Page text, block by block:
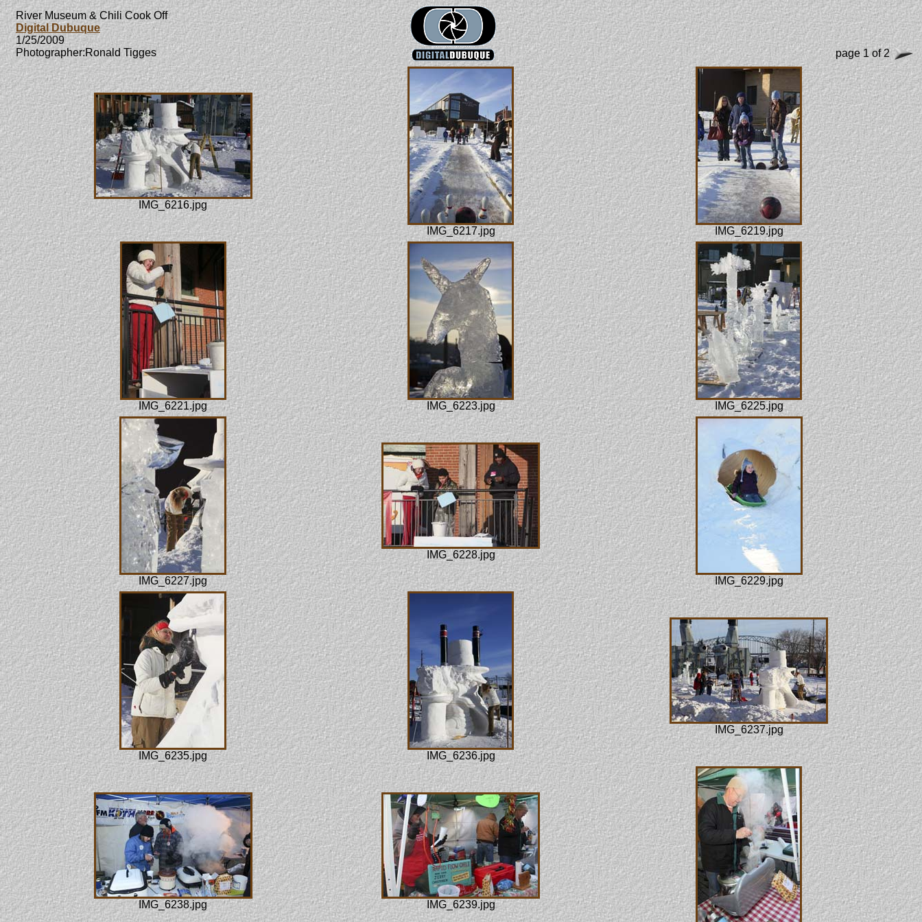
River Museum & Chili Cook Off
Digital Dubuque
1/25/2009
Photographer:Ronald Tigges
page 1 of 2
IMG_6216.jpg
IMG_6217.jpg IMG_6219.jpg
IMG_6221.jpg IMG_6223.jpg IMG_6225.jpg
IMG_6227.jpg
IMG_6228.jpg
IMG_6229.jpg
IMG_6235.jpg IMG_6236.jpg
IMG_6237.jpg
IMG_6238.jpg IMG_6239.jpg